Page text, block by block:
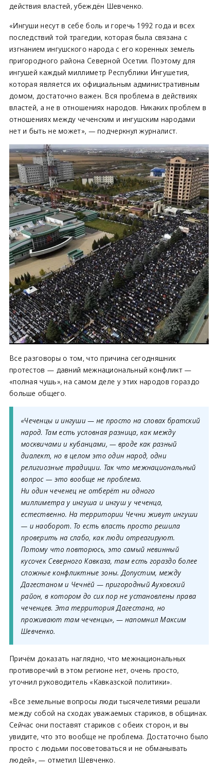
действия властей, убеждён Шевченко.
«Ингуши несут в себе боль и горечь 1992 года и всех
последствий той трагедии, которая была связана с
изгнанием ингушского народа с его коренных земель
пригородного района Северной Осетии. Поэтому для
ингушей каждый миллиметр Республики Ингушетия,
которая является их официальным административным
домом, достаточно важен. Вся проблема в действиях
властей, а не в отношениях народов. Никаких проблем в
отношениях между чеченским и ингушским народами
нет и быть не может», — подчеркнул журналист.
Все разговоры о том, что причина сегодняшних
протестов — давний межнациональный конфликт —
«полная чушь», на самом деле у этих народов гораздо
больше общего.
«Чеченцы и ингуши — не просто на словах братский
народ. Там есть условная разница, как между
москвичами и кубанцами, — вроде как разный
диалект, но в целом это один народ, одни
религиозные традиции. Так что межнациональный
вопрос — это вообще не проблема.
Ни один чеченец не отберёт ни одного
миллиметра у ингуша и ингуш у чеченца,
естественно. На территории Чечни живут ингуши
— и наоборот. То есть власть просто решила
проверить на слабо, как люди отреагируют.
Потому что повторюсь, это самый невинный
кусочек Северного Кавказа, там есть гораздо более
сложные конфликтные зоны. Допустим, между
Дагестаном и Чечнёй — пригородный Ауховский
район, в котором до сих пор не установлены права
чеченцев. Эта территория Дагестана, но
проживают там чеченцы», — напомнил Максим
Шевченко.
Причём доказать наглядно, что межнациональных
противоречий в этом регионе нет, очень просто,
уточнил руководитель «Кавказской политики».
«Все земельные вопросы люди тысячелетиями решали
между собой на сходах уважаемых стариков, в общинах.
Сейчас они поставят стариков с обеих сторон, и вы
увидите, что это вообще не проблема. Достаточно было
просто с людьми посоветоваться и не обманывать
людей», — отметил Шевченко.